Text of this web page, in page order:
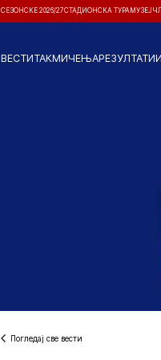
СЕЗОНСКЕ 2026/27СТАДИОНСКА ТУРА МУЗЕЈ
ВЕСТИТАКМИЧЕЊАРЕЗУЛТАТИ
Погледај све вести